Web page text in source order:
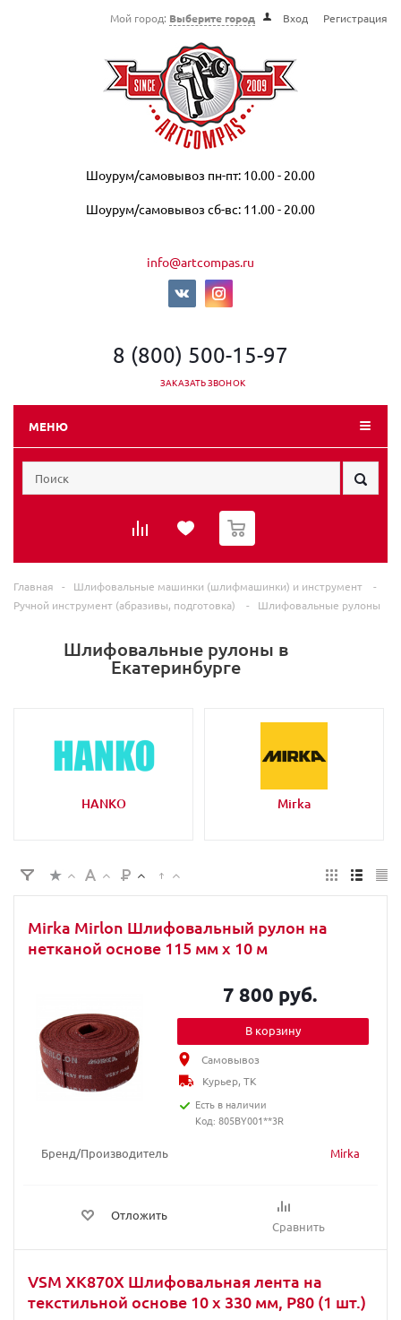
Мой город: Выберите город Вход Регистрация
Шоурум/самовывоз пн-пт: 10.00 - 20.00
Шоурум/самовывоз сб-вс: 11.00 - 20.00
info@artcompas.ru
8 (800) 500-15-97
ЗАКАЗАТЬ ЗВОНОК
МЕНЮ
0
Главная - Шлифовальные машинки (шлифмашинки) и инструмент
-
Ручной инструмент (абразивы, подготовка)
- Шлифовальные рулоны
Шлифовальные рулоны в
Екатеринбурге
HANKO Mirka
Mirka Mirlon Шлифовальный рулон на
нетканой основе 115 мм x 10 м
Бренд/Производитель Mirka
Отложить
Сравнить
7 800 руб.
В корзину
Самовывоз
Курьер, ТК
Есть в наличии
Код: 805BY001**3R
VSM XK870X Шлифовальная лента на
текстильной основе 10 х 330 мм, P80 (1 шт.)